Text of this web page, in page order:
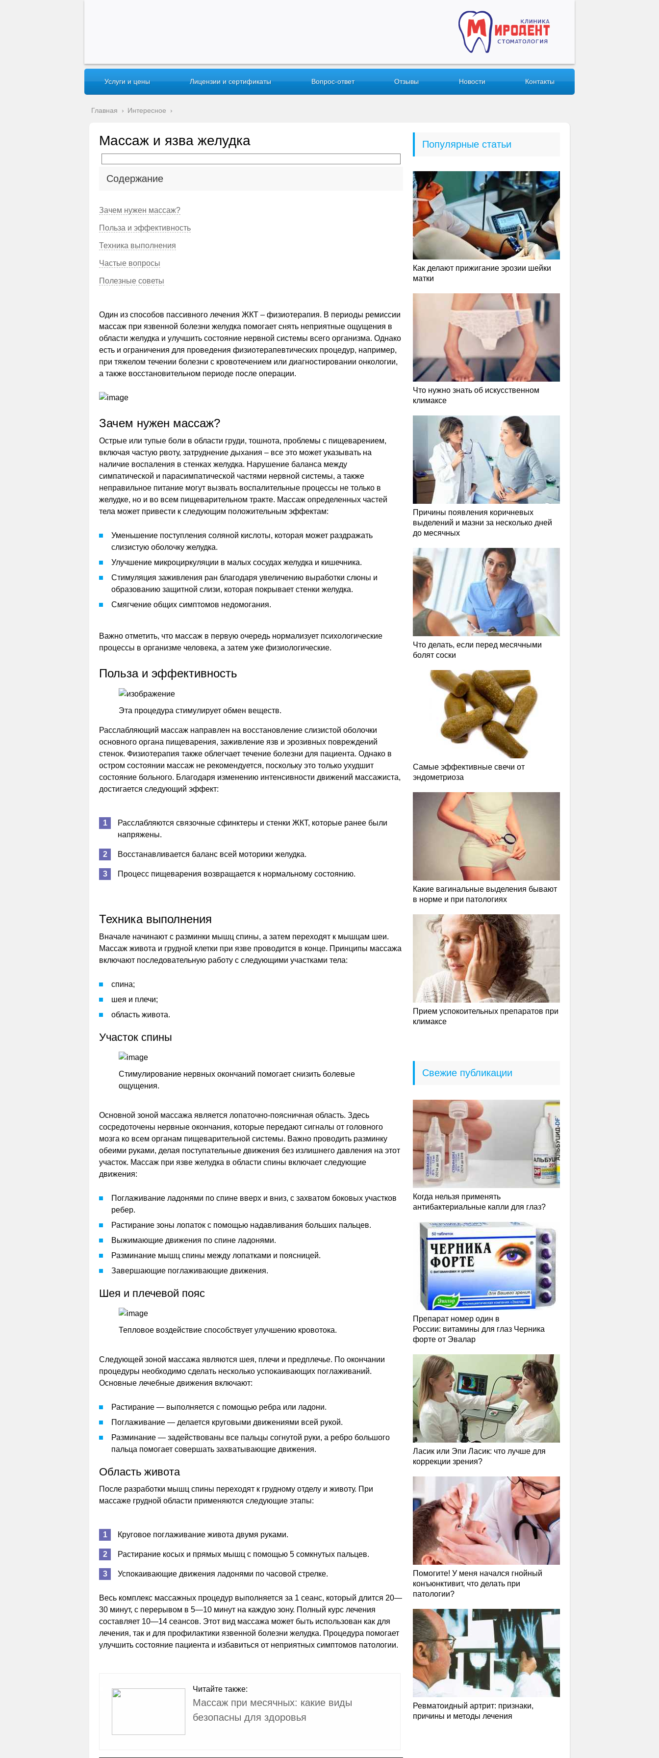
Услуги и цены Лицензии и сертификаты Вопрос-ответ Отзывы Новости Контакты
Главная › Интересное ›
Массаж и язва желудка
Содержание
Зачем нужен массаж?
Польза и эффективность
Техника выполнения
Частые вопросы
Полезные советы
Один из способов пассивного лечения ЖКТ – физиотерапия. В периоды ремиссии
массаж при язвенной болезни желудка помогает снять неприятные ощущения в
области желудка и улучшить состояние нервной системы всего организма. Однако
есть и ограничения для проведения физиотерапевтических процедур, например,
при тяжелом течении болезни с кровотечением или диагностировании онкологии,
а также восстановительном периоде после операции.
Зачем нужен массаж?
Острые или тупые боли в области груди, тошнота, проблемы с пищеварением,
включая частую рвоту, затруднение дыхания – все это может указывать на
наличие воспаления в стенках желудка. Нарушение баланса между
симпатической и парасимпатической частями нервной системы, а также
неправильное питание могут вызвать воспалительные процессы не только в
желудке, но и во всем пищеварительном тракте. Массаж определенных частей
тела может привести к следующим положительным эффектам:
Уменьшение поступления соляной кислоты, которая может раздражать
слизистую оболочку желудка.
Улучшение микроциркуляции в малых сосудах желудка и кишечника.
Стимуляция заживления ран благодаря увеличению выработки слюны и
образованию защитной слизи, которая покрывает стенки желудка.
Смягчение общих симптомов недомогания.
Важно отметить, что массаж в первую очередь нормализует психологические
процессы в организме человека, а затем уже физиологические.
Польза и эффективность
Эта процедура стимулирует обмен веществ.
Расслабляющий массаж направлен на восстановление слизистой оболочки
основного органа пищеварения, заживление язв и эрозивных повреждений
стенок. Физиотерапия также облегчает течение болезни для пациента. Однако в
остром состоянии массаж не рекомендуется, поскольку это только ухудшит
состояние больного. Благодаря изменению интенсивности движений массажиста,
достигается следующий эффект:
Расслабляются связочные сфинктеры и стенки ЖКТ, которые ранее были
напряжены.
Восстанавливается баланс всей моторики желудка.
Процесс пищеварения возвращается к нормальному состоянию.
Техника выполнения
Вначале начинают с разминки мышц спины, а затем переходят к мышцам шеи.
Массаж живота и грудной клетки при язве проводится в конце. Принципы массажа
включают последовательную работу с следующими участками тела:
спина;
шея и плечи;
область живота.
Участок спины
Стимулирование нервных окончаний помогает снизить болевые
ощущения.
Основной зоной массажа является лопаточно-поясничная область. Здесь
сосредоточены нервные окончания, которые передают сигналы от головного
мозга ко всем органам пищеварительной системы. Важно проводить разминку
обеими руками, делая поступательные движения без излишнего давления на этот
участок. Массаж при язве желудка в области спины включает следующие
движения:
Поглаживание ладонями по спине вверх и вниз, с захватом боковых участков
ребер.
Растирание зоны лопаток с помощью надавливания больших пальцев.
Выжимающие движения по спине ладонями.
Разминание мышц спины между лопатками и поясницей.
Завершающие поглаживающие движения.
Шея и плечевой пояс
Тепловое воздействие способствует улучшению кровотока.
Следующей зоной массажа являются шея, плечи и предплечье. По окончании
процедуры необходимо сделать несколько успокаивающих поглаживаний.
Основные лечебные движения включают:
Растирание — выполняется с помощью ребра или ладони.
Поглаживание — делается круговыми движениями всей рукой.
Разминание — задействованы все пальцы согнутой руки, а ребро большого
пальца помогает совершать захватывающие движения.
Область живота
После разработки мышц спины переходят к грудному отделу и животу. При
массаже грудной области применяются следующие этапы:
Круговое поглаживание живота двумя руками.
Растирание косых и прямых мышц с помощью 5 сомкнутых пальцев.
Успокаивающие движения ладонями по часовой стрелке.
Весь комплекс массажных процедур выполняется за 1 сеанс, который длится 20—
30 минут, с перерывом в 5—10 минут на каждую зону. Полный курс лечения
составляет 10—14 сеансов. Этот вид массажа может быть использован как для
лечения, так и для профилактики язвенной болезни желудка. Процедура помогает
улучшить состояние пациента и избавиться от неприятных симптомов патологии.
Читайте также:
Массаж при месячных: какие виды
безопасны для здоровья
Популярные статьи
Как делают прижигание эрозии шейки
матки
Что нужно знать об искусственном
климаксе
Причины появления коричневых
выделений и мазни за несколько дней
до месячных
Что делать, если перед месячными
болят соски
Самые эффективные свечи от
эндометриоза
Какие вагинальные выделения бывают
в норме и при патологиях
Прием успокоительных препаратов при
климаксе
Свежие публикации
Когда нельзя применять
антибактериальные капли для глаз?
Препарат номер один в
России: витамины для глаз Черника
форте от Эвалар
Ласик или Эпи Ласик: что лучше для
коррекции зрения?
Помогите! У меня начался гнойный
конъюнктивит, что делать при
патологии?
Ревматоидный артрит: признаки,
причины и методы лечения